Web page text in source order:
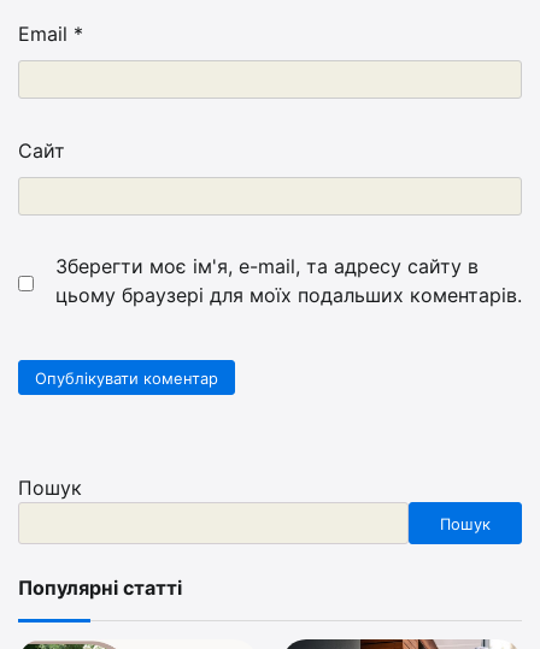
Email *
Сайт
Зберегти моє ім'я, e-mail, та адресу сайту в
цьому браузері для моїх подальших коментарів.
Пошук
Пошук
Популярні статті